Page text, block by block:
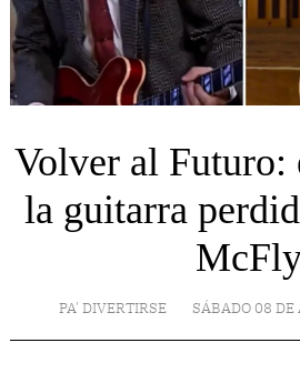
Volver al Futuro:
la guitarra
PA' DIVERTIRSE SÁBADO 08 DE